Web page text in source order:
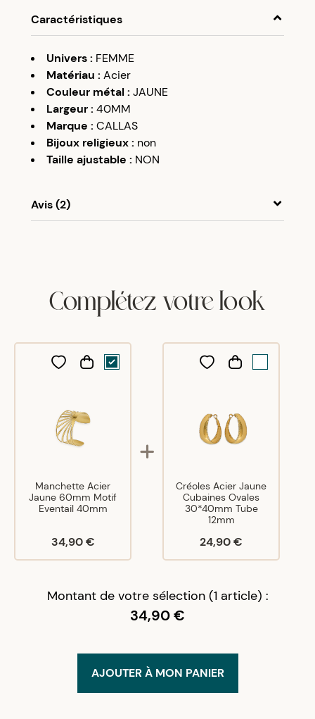
Caractéristiques
Univers: FEMME
Matériau : Acier
Couleur métal: JAUNE
Largeur: 40MM
Marque : CALLAS
Bijoux religieux: non
Taille ajustable : NON
Avis (2)
L 07/12/25
Complétez votre look
Manchette Acier
Jaune 60mm Motif
Eventail 40mm
34,90 €
Créoles Acier Jaune
Cubaines Ovales
30*40mm Tube
12mm
24,90 €
Montant de votre sélection (1 article) :
34,90 €
AJOUTER À MON PANIER